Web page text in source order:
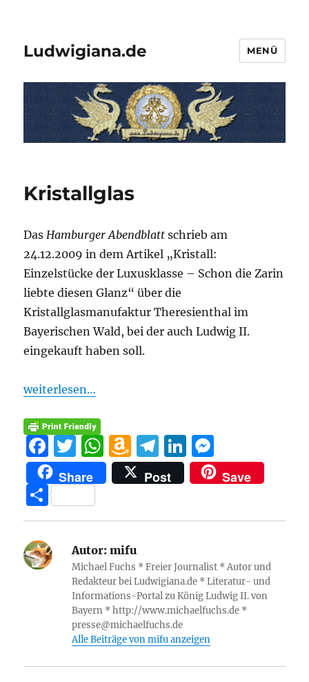
Ludwigiana.de MENÜ
Kristallglas
DasHamburger Abendblattschrieb am
24.12.2009 in dem Artikel „Kristall:
Einzelstücke der Luxusklasse – Schon die Zarin
liebte diesen Glanz“ über die
Kristallglasmanufaktur Theresienthal im
Bayerischen Wald, bei der auch Ludwig II.
eingekauft haben soll.
weiterlesen…
F
a
c
e
o
T
w
it
te
W
h
at
p
p
A
m
a
n
W
is
h
Li
st
T
el
e
a
m
Li
n
k
n
e
ss
g
er
Share Post Save
T
ei
le
n
Autor: mifu
Michael Fuchs * Freier Journalist * Autor und
Redakteur bei Ludwigiana.de * Literatur- und
Informations-Portal zu König Ludwig II. von
Bayern * http://www.michaelfuchs.de *
presse@michaelfuchs.de
Alle Beiträge von mifu anzeigen